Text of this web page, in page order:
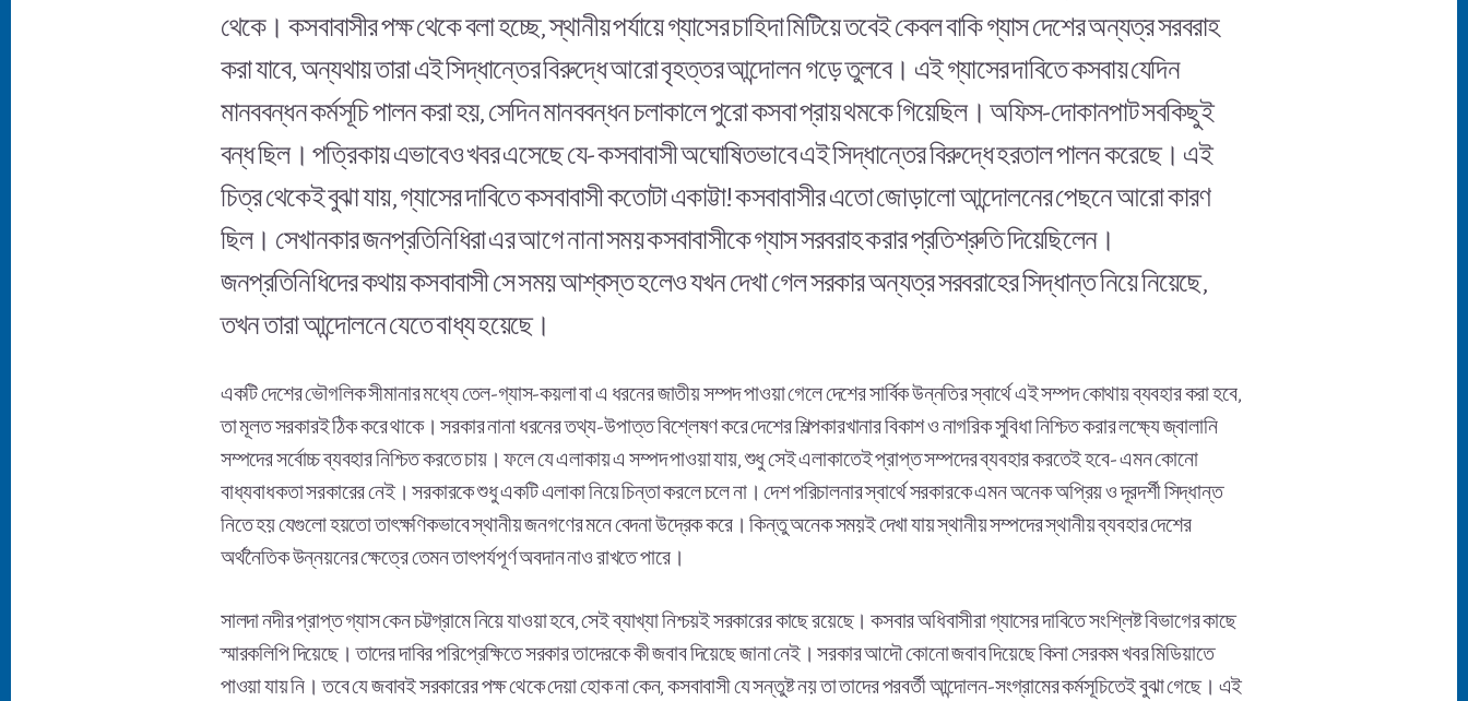
থেকে। কসবাবাসীর পক্ষ থেকে বলা হচ্ছে, স্থানীয় পর্যায়ে গ্যাসের চাহিদা মিটিয়ে তবেই কেবল বাকি গ্যাস দেশের অন্যত্র সরবরাহ
করা যাবে, অন্যথায় তারা এই সিদ্ধান্তের বিরুদ্ধে আরো বৃহত্তর আন্দোলন গড়ে তুলবে। এই গ্যাসের দাবিতে কসবায় যেদিন
মানববন্ধন কর্মসূচি পালন করা হয়, সেদিন মানববন্ধন চলাকালে পুরো কসবা প্রায় থমকে গিয়েছিল। অফিস-দোকানপাট সবকিছুই
বন্ধ ছিল। পত্রিকায় এভাবেও খবর এসেছে যে- কসবাবাসী অঘোষিতভাবে এই সিদ্ধান্তের বিরুদ্ধে হরতাল পালন করেছে। এই
চিত্র থেকেই বুঝা যায়, গ্যাসের দাবিতে কসবাবাসী কতোটা একাট্টা! কসবাবাসীর এতো জোড়ালো আন্দোলনের পেছনে আরো কারণ
ছিল। সেখানকার জনপ্রতিনিধিরা এর আগে নানা সময় কসবাবাসীকে গ্যাস সরবরাহ করার প্রতিশ্রুতি দিয়েছিলেন।
জনপ্রতিনিধিদের কথায় কসবাবাসী সে সময় আশ্বস্ত হলেও যখন দেখা গেল সরকার অন্যত্র সরবরাহের সিদ্ধান্ত নিয়ে নিয়েছে,
তখন তারা আন্দোলনে যেতে বাধ্য হয়েছে।
একটি দেশের ভৌগলিক সীমানার মধ্যে তেল-গ্যাস-কয়লা বা এ ধরনের জাতীয় সম্পদ পাওয়া গেলে দেশের সার্বিক উন্নতির স্বার্থে এই সম্পদ কোথায় ব্যবহার করা হবে,
তা মূলত সরকারই ঠিক করে থাকে। সরকার নানা ধরনের তথ্য-উপাত্ত বিশ্লেষণ করে দেশের শিল্পকারখানার বিকাশ ও নাগরিক সুবিধা নিশ্চিত করার লক্ষ্যে জ্বালানি
সম্পদের সর্বোচ্চ ব্যবহার নিশ্চিত করতে চায়। ফলে যে এলাকায় এ সম্পদ পাওয়া যায়, শুধু সেই এলাকাতেই প্রাপ্ত সম্পদের ব্যবহার করতেই হবে- এমন কোনো
বাধ্যবাধকতা সরকারের নেই। সরকারকে শুধু একটি এলাকা নিয়ে চিন্তা করলে চলে না। দেশ পরিচালনার স্বার্থে সরকারকে এমন অনেক অপ্রিয় ও দূরদর্শী সিদ্ধান্ত
নিতে হয় যেগুলো হয়তো তাৎক্ষণিকভাবে স্থানীয় জনগণের মনে বেদনা উদ্রেক করে। কিন্তু অনেক সময়ই দেখা যায় স্থানীয় সম্পদের স্থানীয় ব্যবহার দেশের
অর্থনৈতিক উন্নয়নের ক্ষেত্রে তেমন তাৎপর্যপূর্ণ অবদান নাও রাখতে পারে।
সালদা নদীর প্রাপ্ত গ্যাস কেন চট্টগ্রামে নিয়ে যাওয়া হবে, সেই ব্যাখ্যা নিশ্চয়ই সরকারের কাছে রয়েছে। কসবার অধিবাসীরা গ্যাসের দাবিতে সংশ্লিষ্ট বিভাগের কাছে
স্মারকলিপি দিয়েছে। তাদের দাবির পরিপ্রেক্ষিতে সরকার তাদেরকে কী জবাব দিয়েছে জানা নেই। সরকার আদৌ কোনো জবাব দিয়েছে কিনা সেরকম খবর মিডিয়াতে
পাওয়া যায় নি। তবে যে জবাবই সরকারের পক্ষ থেকে দেয়া হোক না কেন, কসবাবাসী যে সন্তুষ্ট নয় তা তাদের পরবর্তী আন্দোলন-সংগ্রামের কর্মসূচিতেই বুঝা গেছে। এই